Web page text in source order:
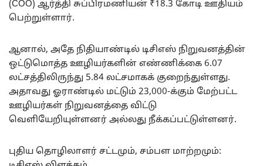
(COO) ஆர்த்தி சுப்பிரமணியன் ₹18.3 கோடி ஊதியம்
பெற்றுள்ளார்.
ஆனால், அதே நிதியாண்டில் டிசிஎஸ் நிறுவனத்தின்
ஒட்டுமொத்த ஊழியர்களின் எண்ணிக்கை 6.07
லட்சத்திலிருந்து 5.84 லட்சமாகக் குறைந்துள்ளது.
அதாவது ஓராண்டில் மட்டும் 23,000-க்கும் மேற்பட்ட
ஊழியர்கள் நிறுவனத்தை விட்டு
வெளியேறியுள்ளனர் அல்லது நீக்கப்பட்டுள்ளனர்.
புதிய தொழிலாளர் சட்டமும், சம்பள மாற்றமும்: